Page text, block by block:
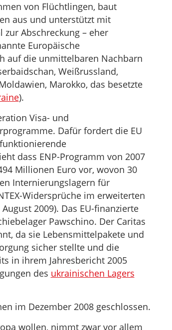
von Flüchtlingen, baut
aus und unterstützt mit
Abschreckung – eher
Europäische
auf die unmittelbaren Nachbarn
Weißrussland,
Marokko, das besetzte
).
Visa- und
Dafür fordert die EU
dass ENP-Programm von 2007
Millionen Euro vor, wovon 30
Internierungslagern für
Widersprüche im erweiterten
2009). Das EU-finanzierte
Pawschino. Der Caritas
da sie Lebensmittelpakete und
sicher stellte und die
in ihrem Jahresbericht 2005
des ukrainischen Lagers
im Dezember 2008 geschlossen.
wollen, nimmt zwar vor allem